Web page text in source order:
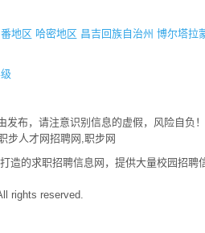
地区 哈密地区 昌吉回族自治州 博尔塔拉
发布，请注意识别信息的虚假，风险自
步人才网招聘网,职步网
造的求职招聘信息网，提供大量校园招
rights reserved.